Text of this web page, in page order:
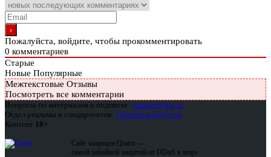
Пожалуйста, войдите, чтобы прокомментировать
0 комментариев
Старые
Новые Популярные
Межтекстовые Отзывы
Посмотреть все комментарии
Вопросы по материалам и подписке: support@glc.ru
Отдел рекламы и спецпроектов: yakovleva.a@glc.ru
Контент 18+
Сайт защищен Qrator —
самой забойной защитой от DDoS в мире